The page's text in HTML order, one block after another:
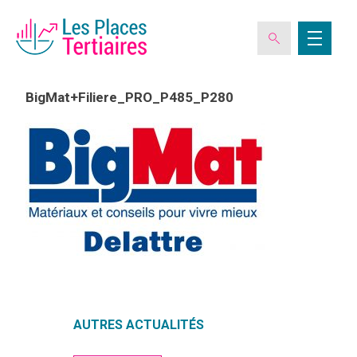
ESPACE ADHÉRENT
L’ASSOCIATION
LES CLUBS DES PLACES TERTIAIRES
BigMat+Filiere_PRO_P485_P280
AUTRES ACTUALITÉS